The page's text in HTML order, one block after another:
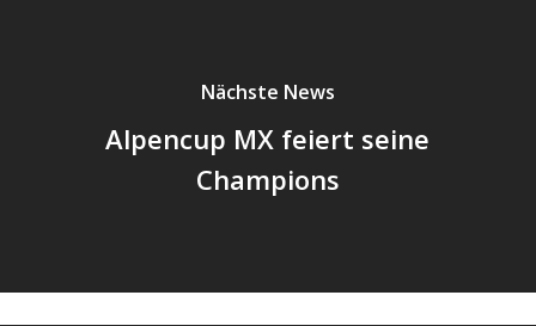
Nächste News
Alpencup MX feiert seine
Champions